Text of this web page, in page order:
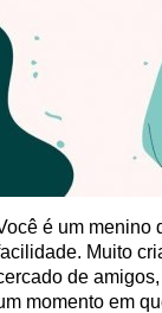
é um menino
Muito
de
momento em